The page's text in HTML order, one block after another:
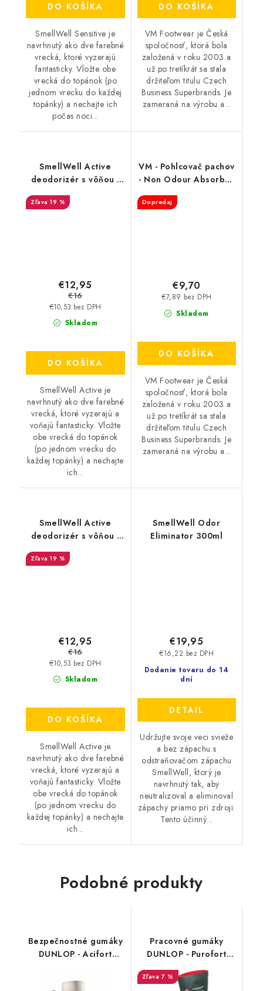
DO KOŠÍKA
SmellWell Sensitive je
navrhnutý ako dve farebné
vrecká, ktoré vyzerajú
fantasticky. Vložte obe
vrecká do topánok (po
jednom vrecku do každej
topánky) a nechajte ich
počas noci...
DO KOŠÍKA
VM Footwear je Česká
spoločnosť, ktorá bola
založená v roku 2003 a
už po tretíkrát sa stala
držiteľom titulu Czech
Business Superbrands. Je
zameraná na výrobu a...
SmellWell Active
deodorizér s vôňou -
Camo Green
19 %
Skladom
€10,53 bez DPH
€12,95
€16
DO KOŠÍKA
SmellWell Active je
navrhnutý ako dve farebné
vrecká, ktoré vyzerajú a
voňajú fantasticky. Vložte
obe vrecká do topánok
(po jednom vrecku do
každej topánky) a nechajte
ich...
VM - Pohlcovač pachov
- Non Odour Absorber
3501
Dopredaj
Skladom
€7,89 bez DPH
€9,70
DO KOŠÍKA
VM Footwear je Česká
spoločnosť, ktorá bola
založená v roku 2003 a
už po tretíkrát sa stala
držiteľom titulu Czech
Business Superbrands. Je
zameraná na výrobu a...
SmellWell Active
deodorizér s vôňou -
19 %
Skladom
€10,53 bez DPH
€12,95
€16
DO KOŠÍKA
SmellWell Active je
navrhnutý ako dve farebné
vrecká, ktoré vyzerajú a
voňajú fantasticky. Vložte
obe vrecká do topánok
(po jednom vrecku do
každej topánky) a nechajte
ich...
SmellWell Odor
Eliminator 300ml
Dodanie tovaru do 14
dní
€16,22 bez DPH
€19,95
DETAIL
Udržujte svoje veci svieže
a bez zápachu s
odstraňovačom zápachu
SmellWell, ktorý je
navrhnutý tak, aby
neutralizoval a eliminoval
zápachy priamo pri zdroji.
Tento účinný...
Podobné produkty
Bezpečnostné gumáky
DUNLOP - Acifort
A571411 1956
Pracovné gumáky
DUNLOP - Purofort
7 %